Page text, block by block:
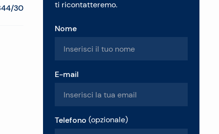
30
ti ricontatteremo.
Nome
E-mail
Telefono (opzionale)